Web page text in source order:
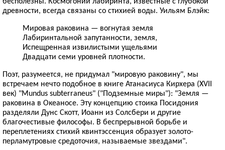
древности, всегда связаны со стихией воды. Уильям Блэйк:
Мировая раковина — вогнутая земля
Лабиринтальной запутанности, земля,
Испещренная извилистыми ущельями
Двадцати семи уровней плотности.
Поэт, разумеется, не придумал "мировую раковину", мы
встречаем нечто подобное в книге Атанасиуса Кирхера (XVII
век) "Mundus subterraneus" ("Подземные миры"): "Земля —
раковина в Океаносе. Эту концепцию стоика Посидония
разделяли Дунс Скотт, Иоанн из Солсбери и другие
благочестивые философы. В беспрерывной борьбе и
переплетениях стихий квинтэссенция образует золото-
перламутровые средоточия, называемые звездами".